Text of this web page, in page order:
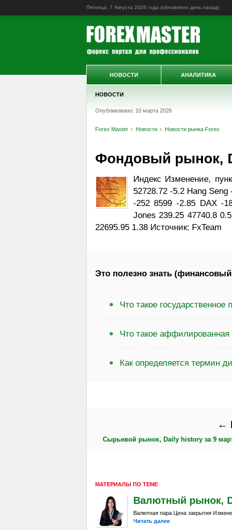
Пятница, 7 Августа 2026 года (обновлено день назад)
НОВОСТИ
Опубликовано: 10 марта 2026
Forex Master Новости Новости рынка Forex
Фондовый рынок,
Индекс Изменение,
52728.72 -5.2 Hang
-252 8599 -2.85 DAX -
Jones 239.25 47740.8
22695.95 1.38 Источник: FxTeam
Это полезно знать
Что такое государственное
Что такое аффилированная
Как определяется термин
←
Сырьевой рынок, Daily history за 9
МАТЕРИАЛЫ ПО ТЕМЕ
Валютный рынок,
Валютная пара Цена закрытия
Читать далее
НОВОСТИ АНАЛИТИКА